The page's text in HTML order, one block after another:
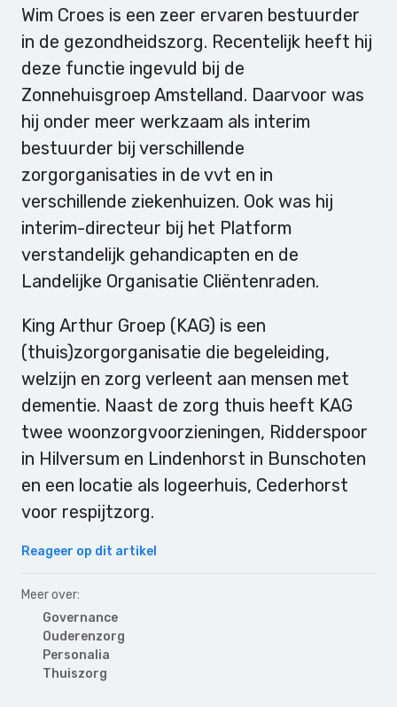
Wim Croes is een zeer ervaren bestuurder
in de gezondheidszorg. Recentelijk heeft hij
deze functie ingevuld bij de
Zonnehuisgroep Amstelland. Daarvoor was
hij onder meer werkzaam als interim
bestuurder bij verschillende
zorgorganisaties in de vvt en in
verschillende ziekenhuizen. Ook was hij
interim-directeur bij het Platform
verstandelijk gehandicapten en de
Landelijke Organisatie Cliëntenraden.
King Arthur Groep (KAG) is een
(thuis)zorgorganisatie die begeleiding,
welzijn en zorg verleent aan mensen met
dementie. Naast de zorg thuis heeft KAG
twee woonzorgvoorzieningen, Ridderspoor
in Hilversum en Lindenhorst in Bunschoten
en een locatie als logeerhuis, Cederhorst
voor respijtzorg.
Reageer op dit artikel
Meer over:
Governance
Ouderenzorg
Personalia
Thuiszorg